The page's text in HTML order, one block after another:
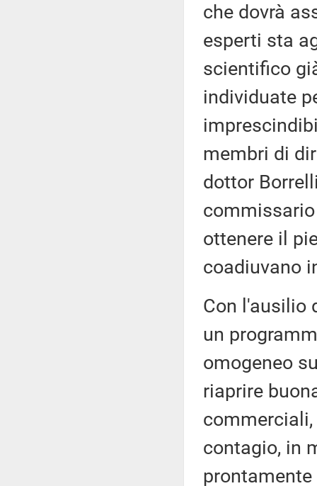
che dovrà
esperti sta
scientifico
individuate
membri di
dottor
ottenere il
coadiuvano
Con l'ausilio
un
omogeneo
riaprire
contagio, in